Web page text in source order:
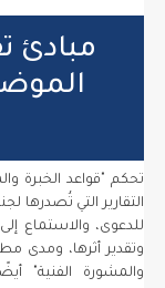
مبادئ
تحكم "قواعد الخبرة
التقارير التي تُصدرها
للدعوى، والاستماع إلى
وتقدير أثرها، ومدى
والمشورة الفنية"